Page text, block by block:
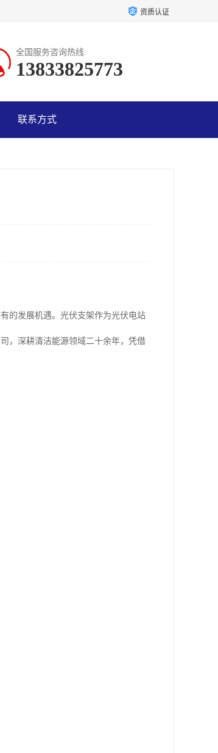
资质认证
全国服务咨询热线:
13833825773
联系方式
的发展机遇。光伏支架作为光伏电站
，深耕清洁能源领域二十余年，凭借